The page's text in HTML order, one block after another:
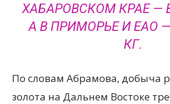
ХАБАРОВСКОМ КРАЕ —
А В ПРИМОРЬЕ И ЕАО
КГ.
По словам Абрамова, добыча
золота на Дальнем Востоке